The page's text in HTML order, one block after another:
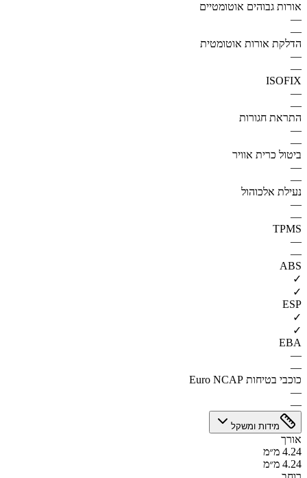
אורות גבוהים אוטומטיים
—
—
הדלקת אורות אוטומטית
—
—
ISOFIX
—
—
התראת חגורות
—
—
ביטול כרית אוויר
—
—
נעילת אלכוהול
—
—
TPMS
—
—
ABS
✓
✓
ESP
✓
✓
EBA
—
—
כוכבי בטיחות Euro NCAP
—
—
מידות ומשקל
אורך
4.24 מ״מ
4.24 מ״מ